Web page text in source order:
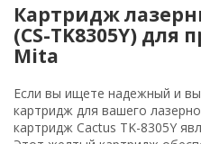
Картридж
(CS-TK8305Y) для
Mita
Если вы ищете надежный и
картридж для вашего
картридж Cactus TK-8305Y